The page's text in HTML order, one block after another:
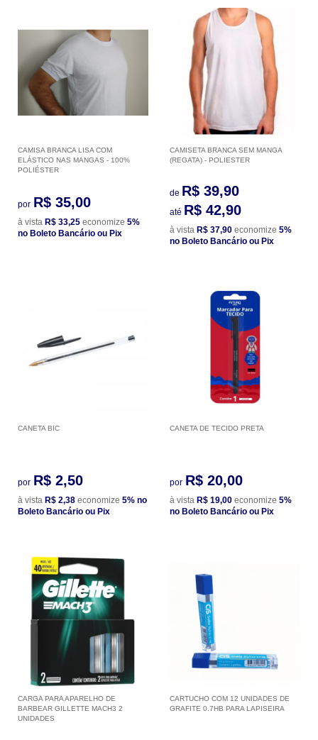
CAMISA BRANCA LISA COM
ELÁSTICO NAS MANGAS - 100%
POLIÉSTER
por R$ 35,00
à vista R$ 33,25 economize 5%
no Boleto Bancário ou Pix
CAMISETA BRANCA SEM MANGA
(REGATA) - POLIESTER
de R$ 39,90
até R$ 42,90
à vista R$ 37,90 economize 5%
no Boleto Bancário ou Pix
CANETA BIC
por R$ 2,50
à vista R$ 2,38 economize 5% no
Boleto Bancário ou Pix
CANETA DE TECIDO PRETA
por R$ 20,00
à vista R$ 19,00 economize 5%
no Boleto Bancário ou Pix
CARGA PARA APARELHO DE
BARBEAR GILLETTE MACH3 2
UNIDADES
CARTUCHO COM 12 UNIDADES DE
GRAFITE 0.7HB PARA LAPISEIRA